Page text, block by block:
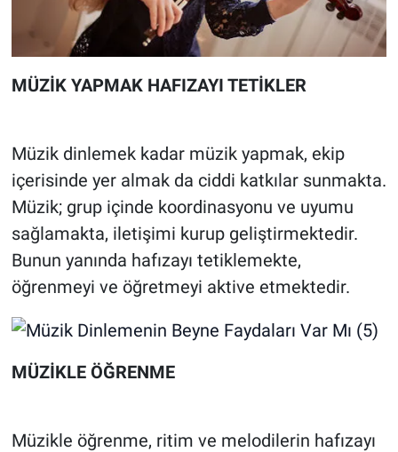
MÜZİK YAPMAK HAFIZAYI TETİKLER
Müzik dinlemek kadar müzik yapmak, ekip
içerisinde yer almak da ciddi katkılar sunmakta.
Müzik; grup içinde koordinasyonu ve uyumu
sağlamakta, iletişimi kurup geliştirmektedir.
Bunun yanında hafızayı tetiklemekte,
öğrenmeyi ve öğretmeyi aktive etmektedir.
MÜZİKLE ÖĞRENME
Müzikle öğrenme, ritim ve melodilerin hafızayı